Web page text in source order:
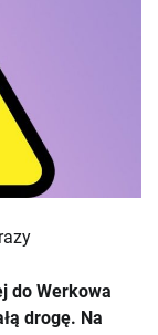
do Werkowa
drogę. Na